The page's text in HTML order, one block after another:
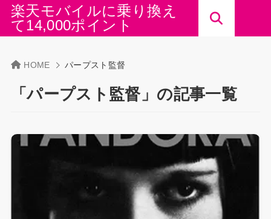
楽天モバイルに乗り換え
て14,000ポイント
HOME パープスト監督
「パープスト監督」の記事一覧